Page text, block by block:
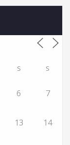
S S
6 7
13 14